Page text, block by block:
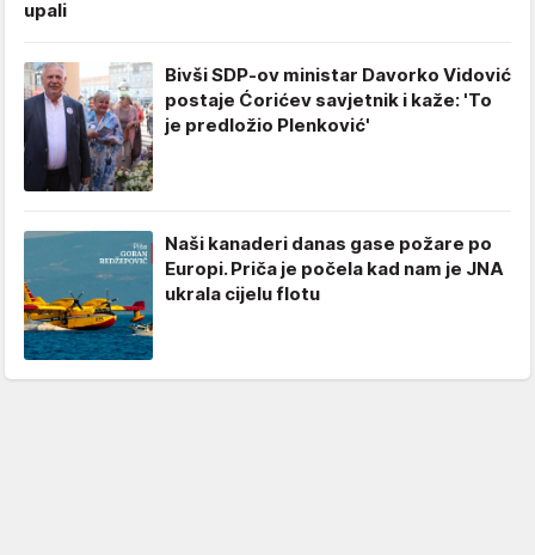
upali
Bivši SDP-ov ministar Davorko Vidović
postaje Ćorićev savjetnik i kaže: 'To
je predložio Plenković'
Naši kanaderi danas gase požare po
Europi. Priča je počela kad nam je JNA
ukrala cijelu flotu